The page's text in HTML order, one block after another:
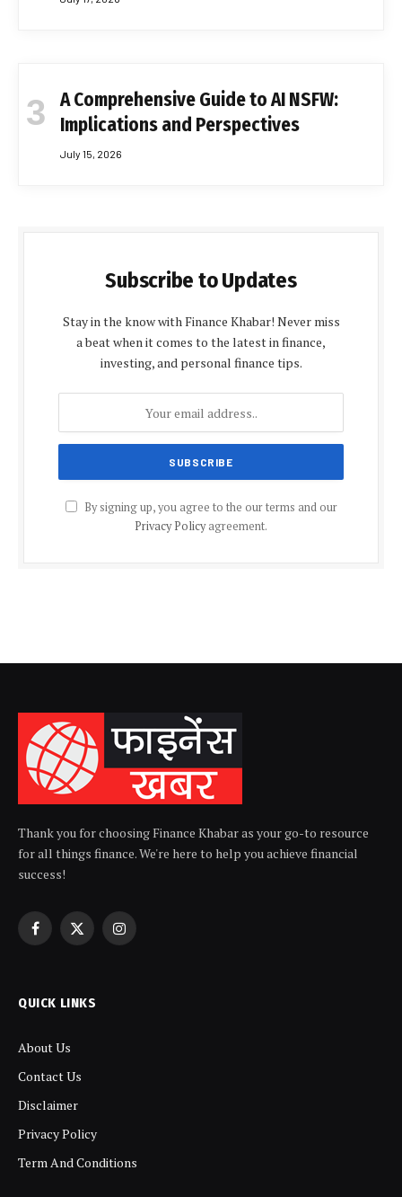
A Comprehensive Guide to AI NSFW:
Implications and Perspectives
July 15, 2026
Subscribe to Updates
Stay in the know with Finance Khabar! Never miss
a beat when it comes to the latest in finance,
investing, and personal finance tips.
By signing up, you agree to the our terms and our
Privacy Policyagreement.
Thank you for choosing Finance Khabar as your go-to resource
for all things finance. We're here to help you achieve financial
success!
Facebook
X
Instagram
QUICK LINKS
About Us
Contact Us
Disclaimer
Privacy Policy
Term And Conditions